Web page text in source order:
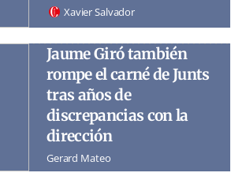
Xavier Salvador
Jaume Giró también
rompe el carné de Junts
tras años de
discrepancias con la
dirección
Gerard Mateo